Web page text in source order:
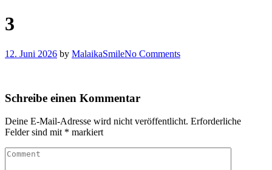
3
12. Juni 2026 by MalaikaSmileNo Comments
Schreibe einen Kommentar
Deine E-Mail-Adresse wird nicht veröffentlicht. Erforderliche
Felder sind mit * markiert